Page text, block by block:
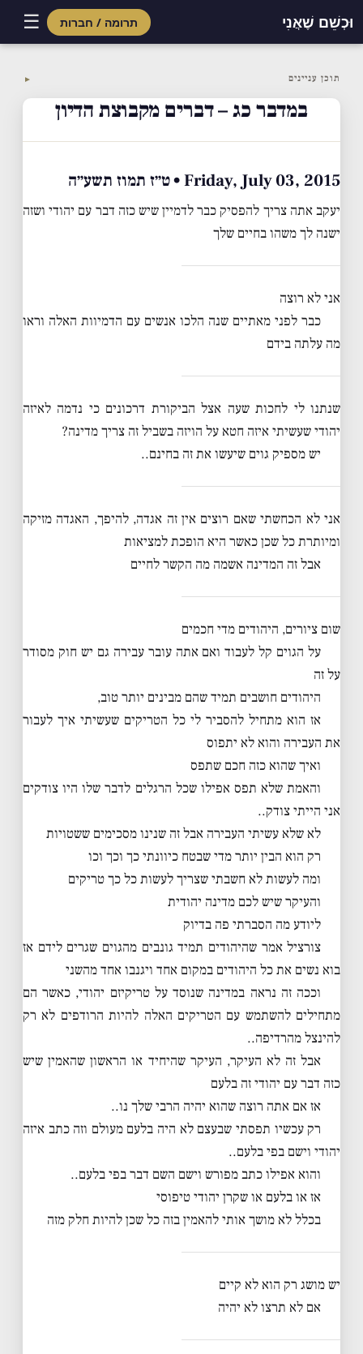
וּכְשֵׁם שֶׁאֲנִי תרומה / חברות ☰
content
תוכן עניינים ▼
במדבר כג – דברים מקבוצת הדיון
Friday, July 03, 2015 • ט״ז תמוז תשע״ה
יעקב אתה צריך להפסיק כבר לדמיין שיש כזה דבר עם יהודי ושזה
ישנה לך משהו בחיים שלך
אני לא רוצה
כבר לפני מאתיים שנה הלכו אנשים עם הדמיוות האלה וראו
מה עלתה בידם
שנתנו לי לחכות שעה אצל הביקורת דרכונים כי נדמה לאיזה
יהודי שעשיתי איזה חטא על הויזה בשביל זה צריך מדינה?
יש מספיק גוים שיעשו את זה בחינם..
אני לא הכחשתי שאם רוצים אין זה אגדה, להיפך, האגדה מזיקה
ומיותרת כל שכן כאשר היא הופכת למציאות
אבל זה המדינה אשמה מה הקשר לחיים
שום ציורים, היהודים מדי חכמים
על הגוים קל לעבוד ואם אתה עובר עבירה גם יש חוק מסודר
על זה
היהודים חושבים תמיד שהם מבינים יותר טוב,
אז הוא מתחיל להסביר לי כל הטריקים שעשיתי איך לעבור
את העבירה והוא לא יתפוס
ואיך שהוא כזה חכם שתפס
והאמת שלא תפס אפילו שכל הרגלים לדבר שלו היו צודקים
אני הייתי צודק..
לא שלא עשיתי העבירה אבל זה שנינו מסכימים ששטויות
רק הוא הבין יותר מדי שבטח כיוונתי כך וכך וכו
ומה לעשות לא חשבתי שצריך לעשות כל כך טריקים
והעיקר שיש לכם מדינה יהודית
ליודע מה הסברתי פה בדיוק
צורציל אמר שהיהודים תמיד גונבים מהגוים שגרים לידם אז
בוא נשים את כל היהודים במקום אחד ויגנבו אחד מהשני
וככה זה נראה במדינה שנוסד על טריקיזם יהודי, כאשר הם
מתחילים להשתמש עם הטריקים האלה להיות הרודפים לא רק
להינצל מהרדיפה..
אבל זה לא העיקר, העיקר שהיחיד או הראשון שהאמין שיש
כזה דבר עם יהודי זה בלעם
אז אם אתה רוצה שהוא יהיה הרבי שלך נו..
רק עכשיו תפסתי שבעצם לא היה בלעם מעולם וזה כתב איזה
יהודי וישם בפי בלעם..
והוא אפילו כתב מפורש וישם השם דבר בפי בלעם..
אז או בלעם או שקרן יהודי טיפוסי
בכלל לא מושך אותי להאמין בזה כל שכן להיות חלק מזה
יש מושג רק הוא לא קיים
אם לא תרצו לא יהיה